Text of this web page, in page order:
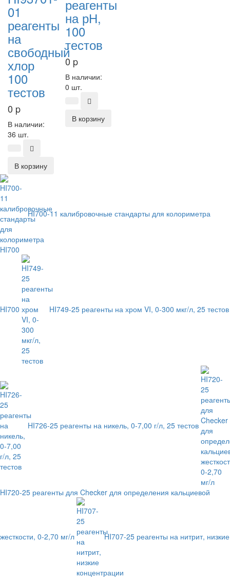
01
реагенты
на
свободный
хлор
100
тестов
0 p
В наличии:
36 шт.
В корзину
реагенты
на рН,
100
тестов
0 p
В наличии:
0 шт.
В корзину
HI700-11 калибровочные стандарты для колориметра
HI700 HI749-25 реагенты на хром VI, 0-300 мкг/л, 25 тестов
HI726-25 реагенты на никель, 0-7,00 г/л, 25 тестов
HI720-25 реагенты для Checker для определения кальциевой
жесткости, 0-2,70 мг/л HI707-25 реагенты на нитрит, низкие